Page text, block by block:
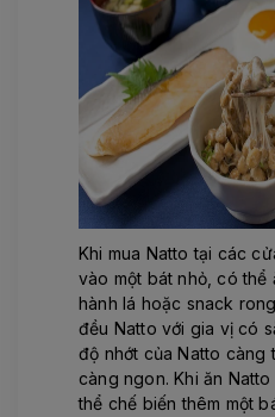
Khi mua Natto tại các
vào một bát nhỏ, có thể
hành lá hoặc snack
đều Natto với gia vị có
độ nhớt của Natto càng
càng ngon. Khi ăn
thể chế biến thêm một